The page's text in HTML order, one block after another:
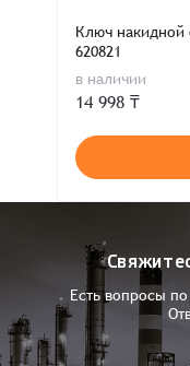
Ключ накидной
620821
в наличии
14 998 ₸
Есть вопросы